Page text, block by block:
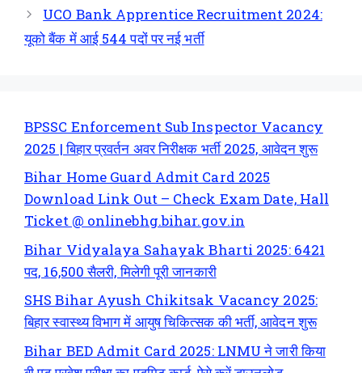
UCO Bank Apprentice Recruitment 2024:
यूको बैंक में आई 544 पदों पर नई भर्ती
BPSSC Enforcement Sub Inspector Vacancy
2025 | बिहार प्रवर्तन अवर निरीक्षक भर्ती 2025, आवेदन शुरू
Bihar Home Guard Admit Card 2025
Download Link Out – Check Exam Date, Hall
Ticket @ onlinebhg.bihar.gov.in
Bihar Vidyalaya Sahayak Bharti 2025: 6421
पद, 16,500 सैलरी, मिलेगी पूरी जानकारी
SHS Bihar Ayush Chikitsak Vacancy 2025:
बिहार स्वास्थ्य विभाग में आयुष चिकित्सक की भर्ती, आवेदन शुरू
Bihar BED Admit Card 2025: LNMU ने जारी किया